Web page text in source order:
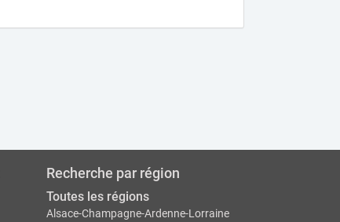
Recherche par région
Toutes les régions
Alsace-Champagne-Ardenne-Lorraine